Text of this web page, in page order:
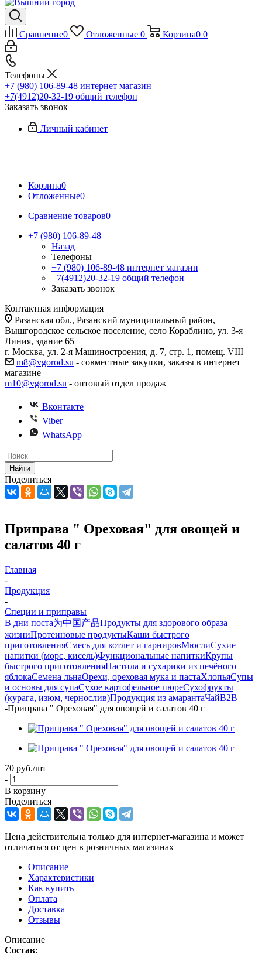
Сравнение0 Отложенные 0 Корзина0 0
Телефоны
+7 (980) 106-89-48 интернет магазин
+7(4912)20-32-19 общий телефон
Заказать звонок
Личный кабинет
Корзина0
Отложенные0
Сравнение товаров0
+7 (980) 106-89-48
Назад
Телефоны
+7 (980) 106-89-48 интернет магазин
+7(4912)20-32-19 общий телефон
Заказать звонок
Контактная информация
Рязанская обл., Рязанский муниципальный район,
Вышгородское сельское поселение, село Кораблино, ул. 3-я
Линия, здание 65
г. Москва, ул. 2-я Машиностроения, д. 7, стр. 1, помещ. VIII
m8@vgorod.su - совместные закупки, заказы в интернет
магазине
m10@vgorod.su - оптовый отдел продаж
Вконтакте
Viber
WhatsApp
Найти
Поделиться
Приправа " Ореховая" для овощей и
салатов 40 г
Главная
-
Продукция
-
Специи и приправы
В дни поста为中国产品Продукты для здорового образа
жизниПротеиновые продуктыКаши быстрого
приготовленияСмесь для котлет и гарнировМюслиСухие
напитки (морс, кисель)Функциональные напиткиКрупы
быстрого приготовленияПастила и сухарики из печёного
яблокаСемена льнаОрехи, ореховая мука и пастаХлопьяСупы
и основы для супаСухое картофельное пюреСухофрукты
(курага, изюм, чернослив)Продукция из амарантаЧайB2B
-Приправа " Ореховая" для овощей и салатов 40 г
70 руб./шт
-
+
В корзину
Поделиться
Цена действительна только для интернет-магазина и может
отличаться от цен в розничных магазинах
Описание
Характеристики
Как купить
Оплата
Доставка
Отзывы
Описание
Состав: